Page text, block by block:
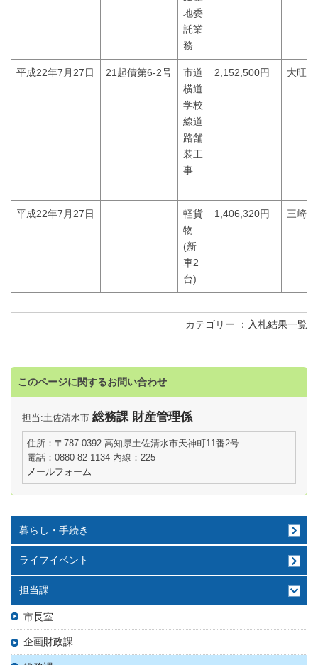
地委
託業
務
平成22年7月27日 21起債第6-2号
市道
横道
学校
線道
路舗
装工
事
2,152,500円 大旺
平成22年7月27日
軽貨
物
(新
車2
台)
1,406,320円 三崎
カテゴリー 入札結果一覧
このページに関するお問い合わせ
担当:土佐清水市 総務課 財産管理係
住所：〒787-0392 高知県土佐清水市天神町11番2号
電話：0880-82-1134 内線：225
メールフォーム
暮らし・手続き
ライフイベント
担当課
市長室
企画財政課